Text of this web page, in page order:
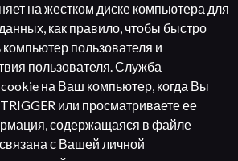
на жестком диске компьютера для
как правило, чтобы быстро
пользователя и
пользователя. Служба
на Ваш компьютер, когда Вы
или просматриваете ее
содержащаяся в файле
с Вашей личной